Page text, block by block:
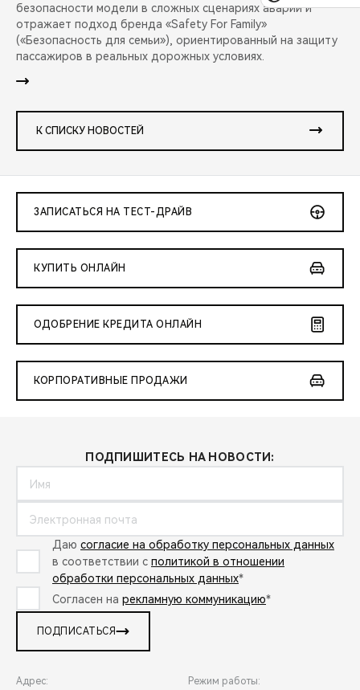
безопасности модели в сложных сценариях аварий и
отражает подход бренда «Safety For Family»
(«Безопасность для семьи»), ориентированный на защиту
пассажиров в реальных дорожных условиях.
К СПИСКУ НОВОСТЕЙ
ЗАПИСАТЬСЯ НА ТЕСТ-ДРАЙВ
КУПИТЬ ОНЛАЙН
ОДОБРЕНИЕ КРЕДИТА ОНЛАЙН
КОРПОРАТИВНЫЕ ПРОДАЖИ
ПОДПИШИТЕСЬ НА НОВОСТИ:
Даю согласие на обработку персональных данных
в соответствии с политикой в отношении
обработки персональных данных*
Согласен на рекламную коммуникацию*
ПОДПИСАТЬСЯ
Адрес: Режим работы: